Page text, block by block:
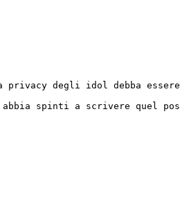
privacy degli idol debba
spinti a scrivere quel